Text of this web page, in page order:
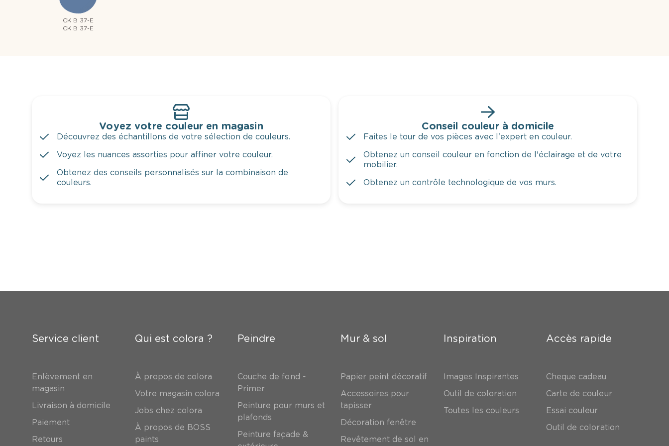
CK B 37-E
CK B 37-E
Voyez votre couleur en magasin
Découvrez des échantillons de votre sélection de couleurs.
Voyez les nuances assorties pour affiner votre couleur.
Obtenez des conseils personnalisés sur la combinaison de
couleurs.
Conseil couleur à domicile
Faites le tour de vos pièces avec l'expert en couleur.
Obtenez un conseil couleur en fonction de l'éclairage et de votre
mobilier.
Obtenez un contrôle technologique de vos murs.
Service client
Enlèvement en
magasin
Livraison à domicile
Paiement
Retours
Qui est colora ?
À propos de colora
Votre magasin colora
Jobs chez colora
À propos de BOSS
paints
Peindre
Couche de fond -
Primer
Peinture pour murs et
plafonds
Peinture façade &
Mur & sol
Papier peint décoratif
Accessoires pour
tapisser
Décoration fenêtre
Revêtement de sol en
Inspiration
Images Inspirantes
Outil de coloration
Toutes les couleurs
Accès rapide
Cheque cadeau
Carte de couleur
Essai couleur
Outil de coloration